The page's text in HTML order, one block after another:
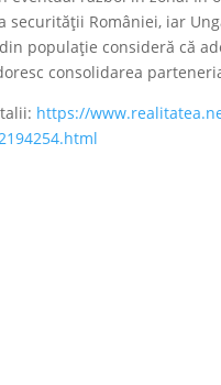
securității României, iar
populație consideră că
consolidarea
https://